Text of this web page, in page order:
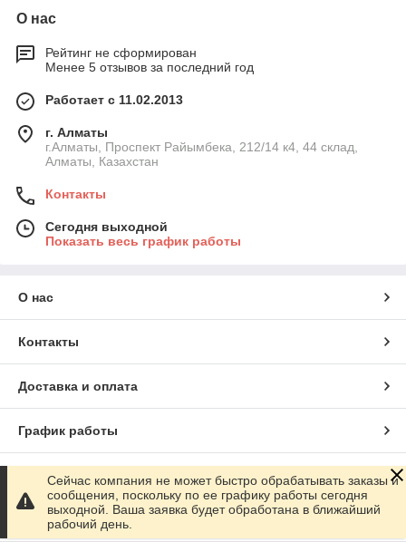
О нас
Рейтинг не сформирован
Менее 5 отзывов за последний год
Работает с 11.02.2013
г. Алматы
г.Алматы, Проспект Райымбека, 212/14 к4, 44 склад,
Алматы, Казахстан
Контакты
Сегодня выходной
Показать весь график работы
О нас
Контакты
Доставка и оплата
График работы
Полная версия сайта
Сайт создан на маркетплейсе Satu.kz
Сейчас компания не может быстро обрабатывать заказы и
сообщения, поскольку по ее графику работы сегодня
выходной. Ваша заявка будет обработана в ближайший
рабочий день.